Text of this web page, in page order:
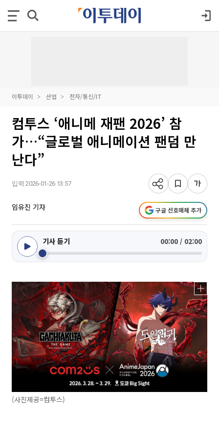
이투데이 산업 전자/통신/IT
컴투스 ‘애니메 재팬 2026’ 참
가…“글로벌 애니메이션 팬덤 만
난다”
입력 2026-01-26 13:57
임유진 기자 구글 선호매체 추가
기사 듣기 00:00 / 02:00
(사진제공=컴투스)